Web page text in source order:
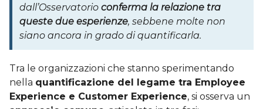
dall’Osservatorio conferma la relazione tra
queste due esperienze, sebbene molte non
siano ancora in grado di quantificarla.
Tra le organizzazioni che stanno sperimentando
nella quantificazione del legame tra Employee
Experience e Customer Experience, si osserva un